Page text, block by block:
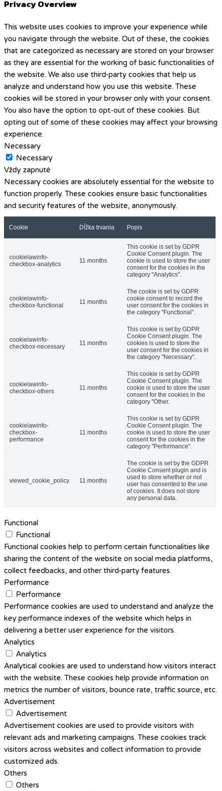
Privacy Overview
This website uses cookies to improve your experience while
you navigate through the website. Out of these, the cookies
that are categorized as necessary are stored on your browser
as they are essential for the working of basic functionalities of
the website. We also use third-party cookies that help us
analyze and understand how you use this website. These
cookies will be stored in your browser only with your consent.
You also have the option to opt-out of these cookies. But
opting out of some of these cookies may affect your browsing
experience.
Necessary
Necessary
Vždy zapnuté
Necessary cookies are absolutely essential for the website to
function properly. These cookies ensure basic functionalities
and security features of the website, anonymously.
Cookie Dĺžka trvania Popis
cookielawinfo-
checkbox-analytics
11 months
This cookie is set by GDPR
Cookie Consent plugin. The
cookie is used to store the user
consent for the cookies in the
category "Analytics".
cookielawinfo-
checkbox-functional
11 months
The cookie is set by GDPR
cookie consent to record the
user consent for the cookies in
the category "Functional".
cookielawinfo-
checkbox-necessary
11 months
This cookie is set by GDPR
Cookie Consent plugin. The
cookies is used to store the
user consent for the cookies in
the category "Necessary".
cookielawinfo-
checkbox-others
11 months
This cookie is set by GDPR
Cookie Consent plugin. The
cookie is used to store the user
consent for the cookies in the
category "Other.
cookielawinfo-
checkbox-
performance
11 months
This cookie is set by GDPR
Cookie Consent plugin. The
cookie is used to store the user
consent for the cookies in the
category "Performance".
viewed_cookie_policy 11 months
The cookie is set by the GDPR
Cookie Consent plugin and is
used to store whether or not
user has consented to the use
of cookies. It does not store
any personal data.
Functional
Functional
Functional cookies help to perform certain functionalities like
sharing the content of the website on social media platforms,
collect feedbacks, and other third-party features.
Performance
Performance
Performance cookies are used to understand and analyze the
key performance indexes of the website which helps in
delivering a better user experience for the visitors.
Analytics
Analytics
Analytical cookies are used to understand how visitors interact
with the website. These cookies help provide information on
metrics the number of visitors, bounce rate, traffic source, etc.
Advertisement
Advertisement
Advertisement cookies are used to provide visitors with
relevant ads and marketing campaigns. These cookies track
visitors across websites and collect information to provide
customized ads.
Others
Others